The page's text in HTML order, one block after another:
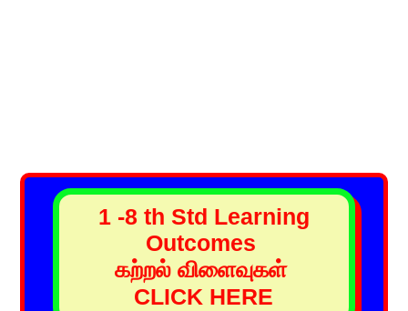
1 -8 th Std Learning
Outcomes
கற்றல் விளைவுகள்
CLICK HERE